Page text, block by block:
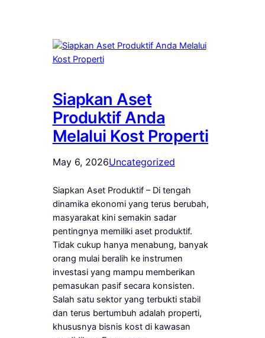
Siapkan Aset
Produktif Anda
Melalui Kost Properti
May 6, 2026Uncategorized
Siapkan Aset Produktif – Di tengah
dinamika ekonomi yang terus berubah,
masyarakat kini semakin sadar
pentingnya memiliki aset produktif.
Tidak cukup hanya menabung, banyak
orang mulai beralih ke instrumen
investasi yang mampu memberikan
pemasukan pasif secara konsisten.
Salah satu sektor yang terbukti stabil
dan terus bertumbuh adalah properti,
khususnya bisnis kost di kawasan